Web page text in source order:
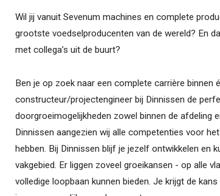
Wil jij vanuit Sevenum machines en complete
grootste voedselproducenten van de wereld? En
met collega’s uit de buurt?
Ben je op zoek naar een complete carrière binnen
constructeur/projectengineer bij Dinnissen de
doorgroeimogelijkheden zowel binnen de afdeling
Dinnissen aangezien wij alle competenties voor
hebben. Bij Dinnissen blijf je jezelf ontwikkelen en
vakgebied. Er liggen zoveel groeikansen - op alle
volledige loopbaan kunnen bieden. Je krijgt de